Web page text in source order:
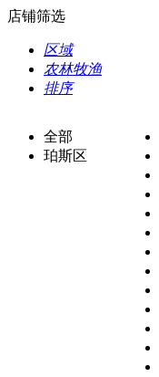
店铺筛选
区域
农林牧渔
排序
全部
珀斯区